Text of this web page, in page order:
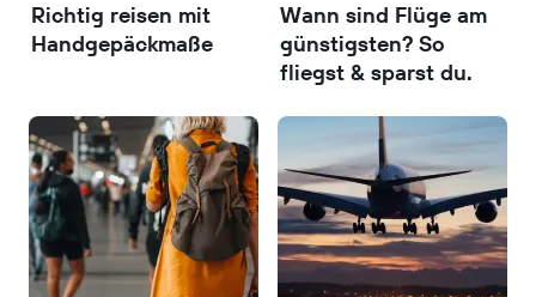
Richtig reisen mit
Handgepäckmaße
Wann sind Flüge am
günstigsten? So
fliegst & sparst du.